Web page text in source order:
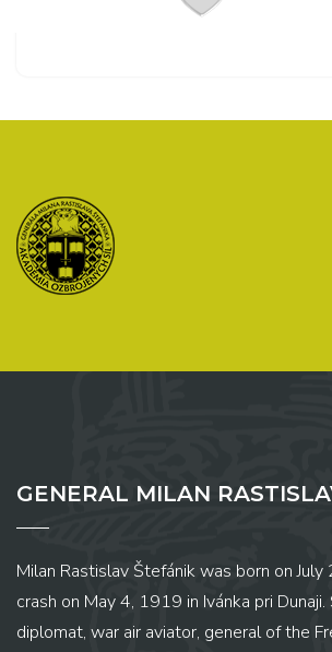
GENERAL MILAN
Milan Rastislav Štefánik was born on
crash on May 4, 1919 in Ivánka pri
diplomat, war air aviator, general of the